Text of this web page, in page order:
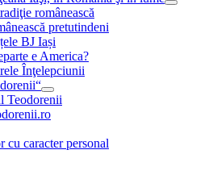
românească
pretutindeni
BJ Iași
e America?
Înţelepciunii
Teodorenii
cu caracter personal